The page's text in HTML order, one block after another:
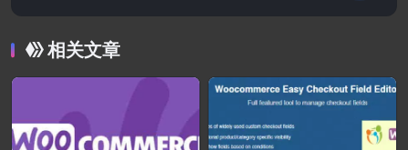
WooCommerce主题
相关文章